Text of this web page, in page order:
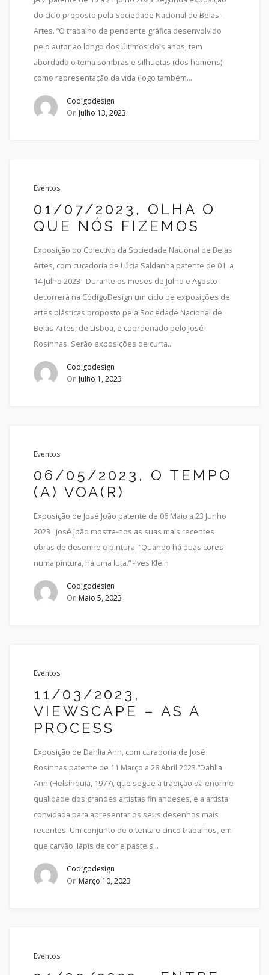
do ciclo proposto pela Sociedade Nacional de Belas-
Artes. “O trabalho de pendente gráfica desenvolvido
pelo autor ao longo dos últimos dois anos, tem
abordado o tema sombras e silhuetas (dos homens)
como representação da vida (logo também…
Codigodesign
On Julho 13, 2023
Eventos
01/07/2023, OLHA O
QUE NÓS FIZEMOS
Exposição do Colectivo da Sociedade Nacional de Belas
Artes, com curadoria de Lúcia Saldanha patente de 01 a
14 Julho 2023 Durante os meses de Julho e Agosto
decorrerá na CódigoDesign um ciclo de exposições de
artes plásticas proposto pela Sociedade Nacional de
Belas-Artes, de Lisboa, e coordenado pelo José
Rosinhas. Serão exposições de curta…
Codigodesign
On Julho 1, 2023
Eventos
06/05/2023, O TEMPO
(A) VOA(R)
Exposição de José João patente de 06 Maio a 23 Junho
2023 José João mostra-nos as suas mais recentes
obras de desenho e pintura. “Quando há duas cores
numa pintura, há uma luta.” -Ives Klein
Codigodesign
On Maio 5, 2023
Eventos
11/03/2023,
VIEWSCAPE – AS A
PROCESS
Exposição de Dahlia Ann, com curadoria de José
Rosinhas patente de 11 Março a 28 Abril 2023 “Dahlia
Ann (Helsínquia, 1977), que segue a tradição da enorme
qualidade dos grandes artistas finlandeses, é a artista
convidada para apresentar os seus desenhos mais
recentes. Um conjunto de oitenta e cinco trabalhos, em
que carvão, lápis de cor e pasteis…
Codigodesign
On Março 10, 2023
Eventos